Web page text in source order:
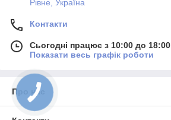
Рівне, Україна
Контакти
Сьогодні працює з 10:00 до 18:00
Показати весь графік роботи
Про нас